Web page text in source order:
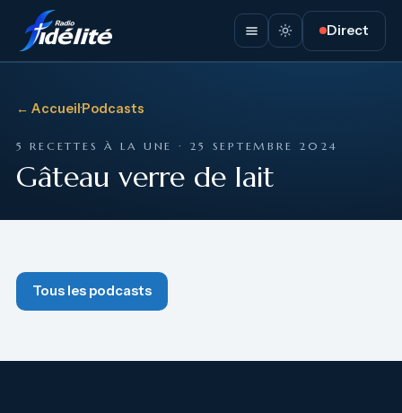
Direct
← Accueil·Podcasts
5 RECETTES À LA UNE · 25 SEPTEMBRE 2024
Gâteau verre de lait
Tous les podcasts